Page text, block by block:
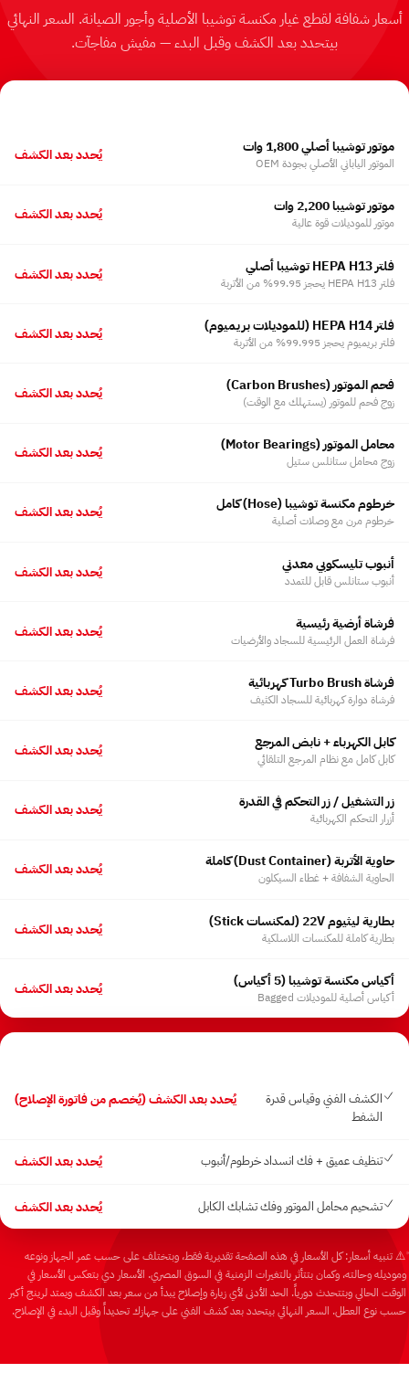
أسعار شفافة لقطع غيار مكنسة توشيبا الأصلية وأجور الصيانة. السعر النهائي
بيتحدد بعد الكشف وقبل البدء — مفيش مفاجآت.
موتور توشيبا أصلي 1,800 وات
الموتور الياباني الأصلي بجودة OEM يُحدد بعد الكشف
موتور توشيبا 2,200 وات
موتور للموديلات قوة عالية يُحدد بعد الكشف
فلتر HEPA H13 توشيبا أصلي
فلتر HEPA H13 يحجز 99.95% من الأتربة يُحدد بعد الكشف
فلتر HEPA H14 (للموديلات بريميوم)
فلتر بريميوم يحجز 99.995% من الأتربة يُحدد بعد الكشف
فحم الموتور ⁨(Carbon Brushes)⁩
زوج فحم للموتور (يستهلك مع الوقت) يُحدد بعد الكشف
محامل الموتور ⁨(Motor Bearings)⁩
زوج محامل ستانلس ستيل يُحدد بعد الكشف
خرطوم مكنسة توشيبا ⁨(Hose)⁩ كامل
خرطوم مرن مع وصلات أصلية يُحدد بعد الكشف
أنبوب تليسكوبي معدني
أنبوب ستانلس قابل للتمدد يُحدد بعد الكشف
فرشاة أرضية رئيسية
فرشاة العمل الرئيسية للسجاد والأرضيات يُحدد بعد الكشف
فرشاة Turbo Brush كهربائية
فرشاة دوارة كهربائية للسجاد الكثيف يُحدد بعد الكشف
كابل الكهرباء + نابض المرجع
كابل كامل مع نظام المرجع التلقائي يُحدد بعد الكشف
زر التشغيل / زر التحكم في القدرة
أزرار التحكم الكهربائية يُحدد بعد الكشف
حاوية الأتربة ⁨(Dust Container)⁩ كاملة
الحاوية الشفافة + غطاء السيكلون يُحدد بعد الكشف
بطارية ليثيوم 22V ⁨(لمكنسات Stick)⁩
بطارية كاملة للمكنسات اللاسلكية يُحدد بعد الكشف
أكياس مكنسة توشيبا (5 أكياس)
أكياس أصلية للموديلات Bagged يُحدد بعد الكشف
الكشف الفني وقياس قدرة
الشفط
يُحدد بعد الكشف (يُخصم من فاتورة الإصلاح)
تنظيف عميق + فك انسداد خرطوم/أنبوب يُحدد بعد الكشف
تشحيم محامل الموتور وفك تشابك الكابل يُحدد بعد الكشف
⚠️ تنبيه أسعار: كل الأسعار في هذه الصفحة تقديرية فقط، وبتختلف على حسب عمر الجهاز ونوعه
وموديله وحالته، وكمان بتتأثر بالتغيرات الزمنية في السوق المصري. الأسعار دي بتعكس الأسعار في
الوقت الحالي وبتتحدث دورياً. الحد الأدنى لأي زيارة وإصلاح يبدأ من سعر بعد الكشف ويمتد لرينج أكبر
حسب نوع العطل. السعر النهائي بيتحدد بعد كشف الفني على جهازك تحديداً وقبل البدء في الإصلاح.